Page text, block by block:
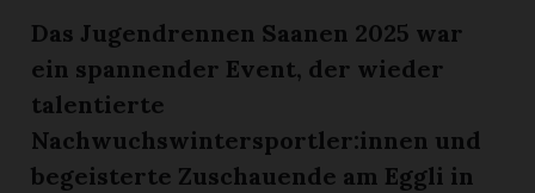
Das Jugendrennen Saanen 2025 war
ein spannender Event, der wieder
talentierte
Nachwuchswintersportler:innen und
begeisterte Zuschauende am Eggli in